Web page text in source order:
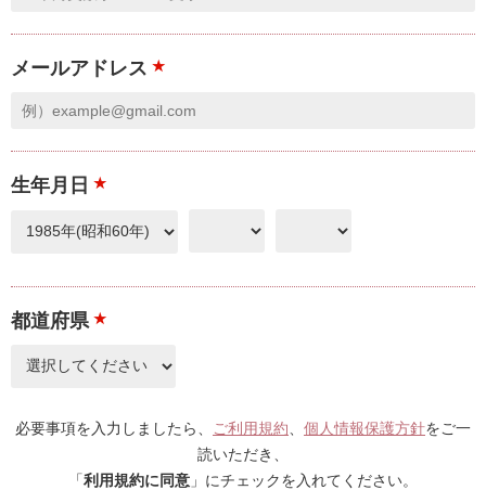
メールアドレス ★
生年月日 ★
都道府県 ★
必要事項を入力しましたら、 ご利用規約 個人情報保護方針をご一
読いただき、
「利用規約に同意 」にチェックを入れてください。